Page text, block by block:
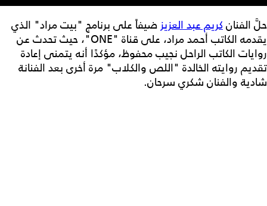
حلَّ الفنانكريم عبد العزيز ضيفاً على برنامج "بيت مراد" الذي
يقدمه الكاتب أحمد مراد، على قناة "ONE"، حيث تحدث عن
روايات الكاتب الراحل نجيب محفوظ، مؤكدًا أنه يتمنى إعادة
تقديم روايته الخالدة "اللص والكلاب" مرة أخرى بعد الفنانة
شادية والفنان شكري سرحان.